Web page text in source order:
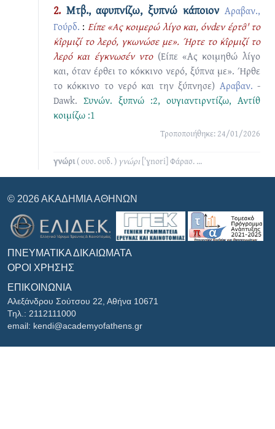
2.Μτβ., αφυπνίζω, ξυπνώ κάποιον Αραβαν.,
Γούρδ. : Είπε «Ας κοιμερώ λίγο και, όνdεν έρτσ̑' το
κ͑ι̂ρμιζί το λερό, γκωνώσε με». Ήρτε το κ͑ι̂ρμιζί το
λερό και έγκνωσέν ντο (Είπε «Ας κοιμηθώ λίγο
και, όταν έρθει το κόκκινο νερό, ξύπνα με». Ήρθε
το κόκκινο το νερό και την ξύπνησε) Αραβαν. -
Dawk. Συνών. ξυπνώ :2, ουγιαντιρντίζω, Αντίθ
κοιμίζω :1
Τροποποιήθηκε: 24/01/2026
γνώρι( ουσ. ουδ. ) γνώρι [ˈɣnori] Φάρασ. ...
© 2026 ΑΚΑΔΗΜΊΑ ΑΘΗΝΏΝ
ΠΝΕΥΜΑΤΙΚΆ ΔΙΚΑΙΏΜΑΤΑ
ΌΡΟΙ ΧΡΉΣΗΣ
ΕΠΙΚΟΙΝΩΝΊΑ
Αλεξάνδρου Σούτσου 22, Αθήνα 10671
Τηλ.: 2112111000
email: kendi@academyofathens.gr